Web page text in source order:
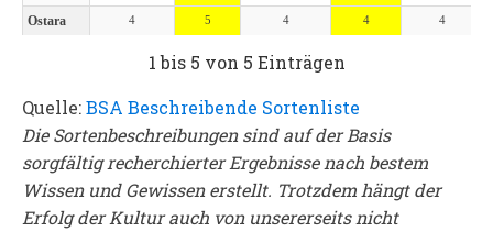
Ostara 4 5 4 4 4
Ostara
1 bis 5 von 5 Einträgen
Quelle:BSA Beschreibende Sortenliste
Die Sortenbeschreibungen sind auf der Basis
sorgfältig recherchierter Ergebnisse nach bestem
Wissen und Gewissen erstellt. Trotzdem hängt der
Erfolg der Kultur auch von unsererseits nicht